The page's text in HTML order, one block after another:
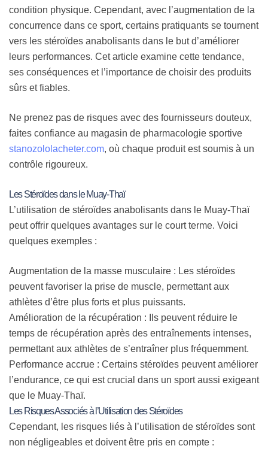
condition physique. Cependant, avec l’augmentation de la
concurrence dans ce sport, certains pratiquants se tournent
vers les stéroïdes anabolisants dans le but d’améliorer
leurs performances. Cet article examine cette tendance,
ses conséquences et l’importance de choisir des produits
sûrs et fiables.
Ne prenez pas de risques avec des fournisseurs douteux,
faites confiance au magasin de pharmacologie sportive
stanozololacheter.com, où chaque produit est soumis à un
contrôle rigoureux.
Les Stéroïdes dans le Muay-Thaï
L’utilisation de stéroïdes anabolisants dans le Muay-Thaï
peut offrir quelques avantages sur le court terme. Voici
quelques exemples :
Augmentation de la masse musculaire : Les stéroïdes
peuvent favoriser la prise de muscle, permettant aux
athlètes d’être plus forts et plus puissants.
Amélioration de la récupération : Ils peuvent réduire le
temps de récupération après des entraînements intenses,
permettant aux athlètes de s’entraîner plus fréquemment.
Performance accrue : Certains stéroïdes peuvent améliorer
l’endurance, ce qui est crucial dans un sport aussi exigeant
que le Muay-Thaï.
Les Risques Associés à l’Utilisation des Stéroïdes
Cependant, les risques liés à l’utilisation de stéroïdes sont
non négligeables et doivent être pris en compte :